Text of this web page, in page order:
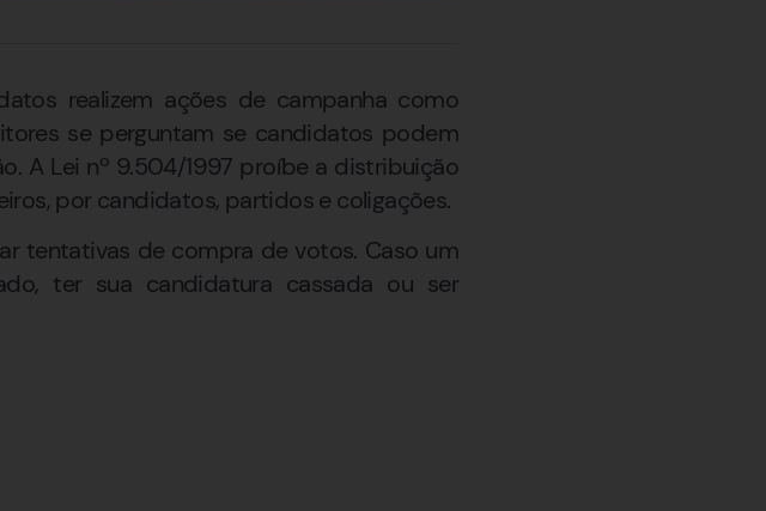
realizem ações de campanha como
se perguntam se candidatos podem
A Lei nº 9.504/1997 proíbe a distribuição
por candidatos, partidos e coligações.
tentativas de compra de votos. Caso um
ter sua candidatura cassada ou ser